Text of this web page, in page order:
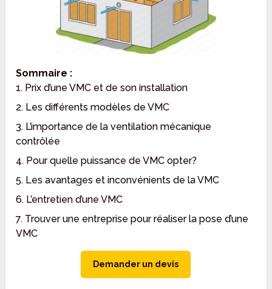
Sommaire :
1. Prix d’une VMC et de son installation
2. Les différents modèles de VMC
3. L’importance de la ventilation mécanique
contrôlée
4. Pour quelle puissance de VMC opter?
5. Les avantages et inconvénients de la VMC
6. L’entretien d’une VMC
7. Trouver une entreprise pour réaliser la pose d’une
VMC
Demander un devis